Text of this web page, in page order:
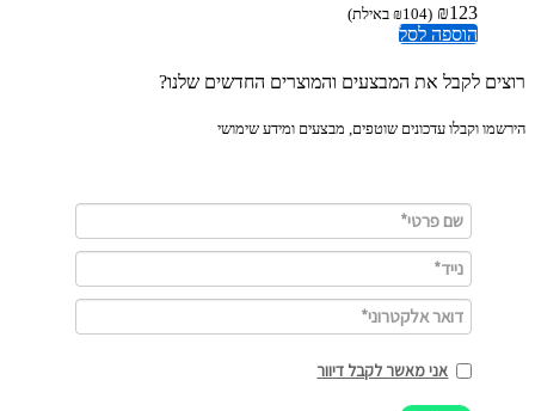
₪
(
₪ 104 באילת)
הוספה לסל
לקבל את המבצעים והמוצרים החדשים שלנו?
וקבלו עדכונים שוטפים, מבצעים ומידע שימושי
אני מאשר לקבל דיוור